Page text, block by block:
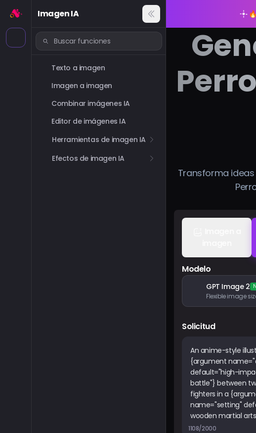
Imagen IA
Texto a imagen
Imagen a imagen
Combinar imágenes IA
Editor de imágenes IA
Herramientas de imagen IA
Efectos de imagen IA
🔥
Transforma
Modelo
GPT Image 2
Solicitud
1108/2000